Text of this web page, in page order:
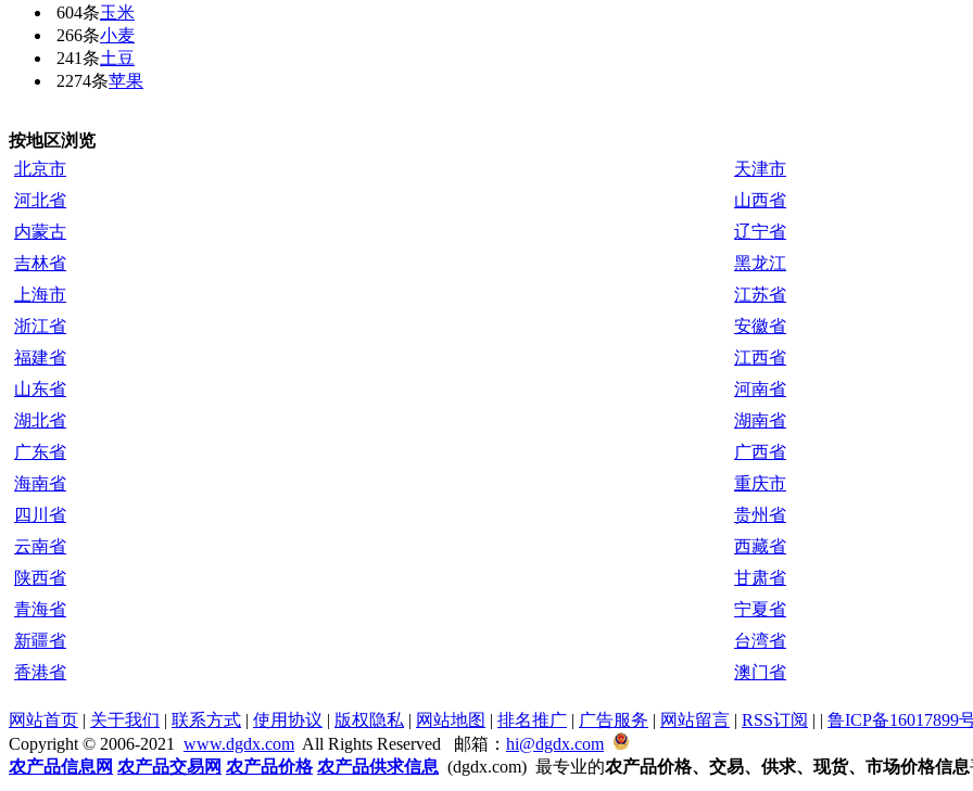
604条玉米
266条小麦
241条土豆
2274条苹果
按地区浏览
北京市
天津市
河北省
山西省
内蒙古
辽宁省
吉林省
黑龙江
上海市
江苏省
浙江省
安徽省
福建省
江西省
山东省
河南省
湖北省
湖南省
广东省
广西省
海南省
重庆市
四川省
贵州省
云南省
西藏省
陕西省
甘肃省
青海省
宁夏省
新疆省
台湾省
香港省
澳门省
网站首页 | 关于我们 | 联系方式 | 使用协议 | 版权隐私 | 网站地图 | 排名推广 | 广告服务 | 网站留言 | RSS订阅 | | 鲁ICP备16017899
Copyright © 2006-2021 www.dgdx.com All Rights Reserved 邮箱： hi@dgdx.com
农产品信息网 农产品交易网 农产品价格 农产品供求信息 (dgdx.com) 最专业的农产品价格、交易、供求、现货、市场价格信息